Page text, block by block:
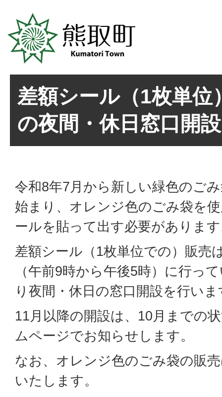
差額シール（1枚単位
の夜間・休日窓口開
令和8年7月から新しい緑色のご
始まり、オレンジ色のごみ袋を
ールを貼って出す必要がありま
差額シール（1枚単位での）販売
（午前9時から午後5時）に行っ
り夜間・休日の窓口開設を行いま
11月以降の開設は、10月までの
ムページでお知らせします。
なお、オレンジ色のごみ袋の販
いたします。